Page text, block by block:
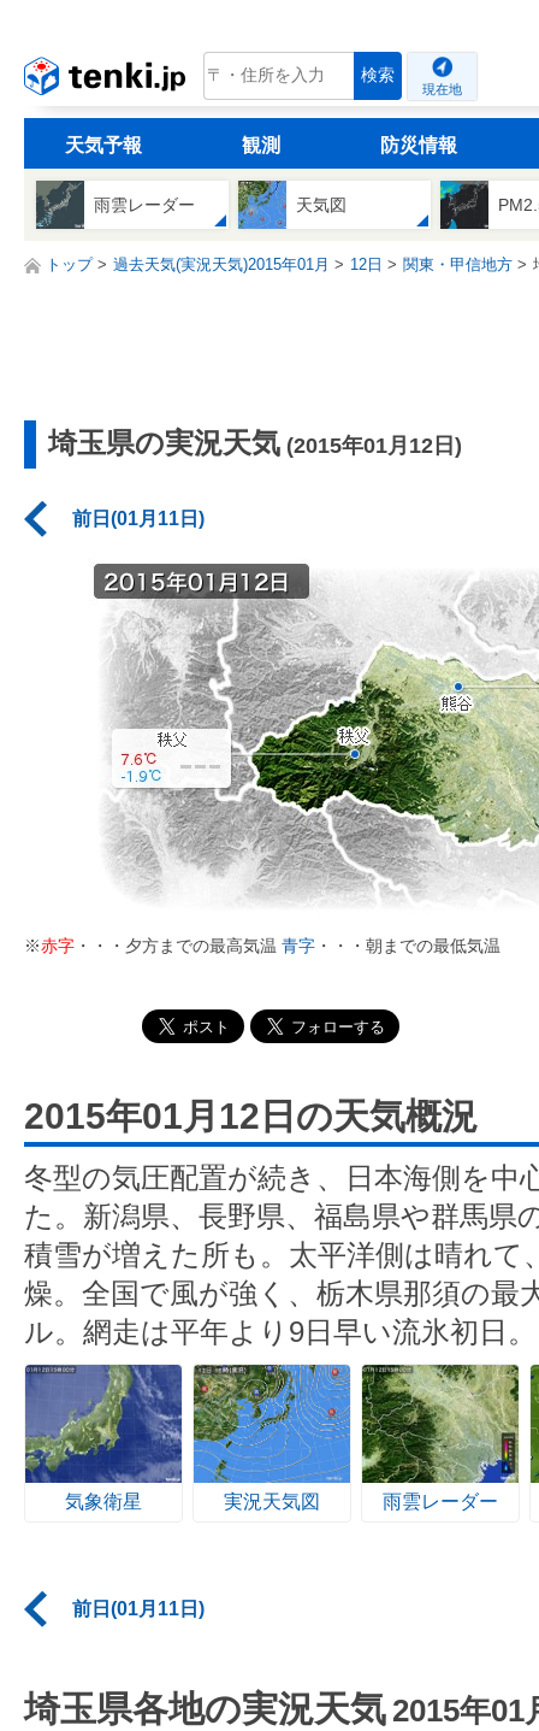
tenki.jp 検索
現在地
天気予報 観測 防災情報
雨雲レーダー 天気図
トップ 過去天気(実況天気)2015年01月 12日 関東・甲信地方
埼玉県の実況天気 (2015年01月12日)
前日(01月11日)
※赤字 ・・・夕方までの最高気温 青字 ・・・朝までの最低気温
2015年01月12日の天気概況
冬型の気圧配置が続き、日本海側を中
た。新潟県、長野県、福島県や群馬県
積雪が増えた所も。太平洋側は晴れて
燥。全国で風が強く、栃木県那須の最
ル。網走は平年より9日早い流氷初日。
気象衛星 実況天気図 雨雲レーダー
前日(01月11日)
埼玉県各地の実況天気 2015年01